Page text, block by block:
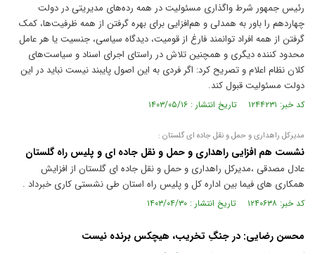
رئیس جمهور شرط واگذاری مسئولیت در همه رده‌های مدیریتی در دولت
چهاردهم را باور به همدلی و هم‌افزایی برای بهره گرفتن از همه ظرفیت‌ها، کمک
گرفتن از همه افراد توانمند فارغ از قومیت، دیدگاه سیاسی، جنسیت یا هر عامل
محدود کننده دیگری و همچنین تلاش در راستای اجرای اسناد و سیاست‌های
کلان نظام اعلام و تصریح کرد: اگر فردی به این اصول پایبند نیست نباید در این
دولت مسئولیت قبول کند.
کد خبر: ۱۲۴۴۲۳۱ تاریخ انتشار : ۱۴۰۳/۰۵/۱۶
مدیرکل راهداری و حمل و نقل جاده ای گلستان :
نشست هم افزایی راهداری و حمل و نقل جاده ای و پلیس راه گلستان
عادل مصدقی ،مدیرکل راهداری و حمل و نقل جاده ای گلستان از افزایش
همکاری های فیما بین اداره کل و پلیس راه استان طی نشستی کاری خبرداد .
کد خبر: ۱۲۴۰۶۳۸ تاریخ انتشار : ۱۴۰۳/۰۴/۳۰
محسن رضایی: در جنگِ تخریب، هیچکس برنده نیست